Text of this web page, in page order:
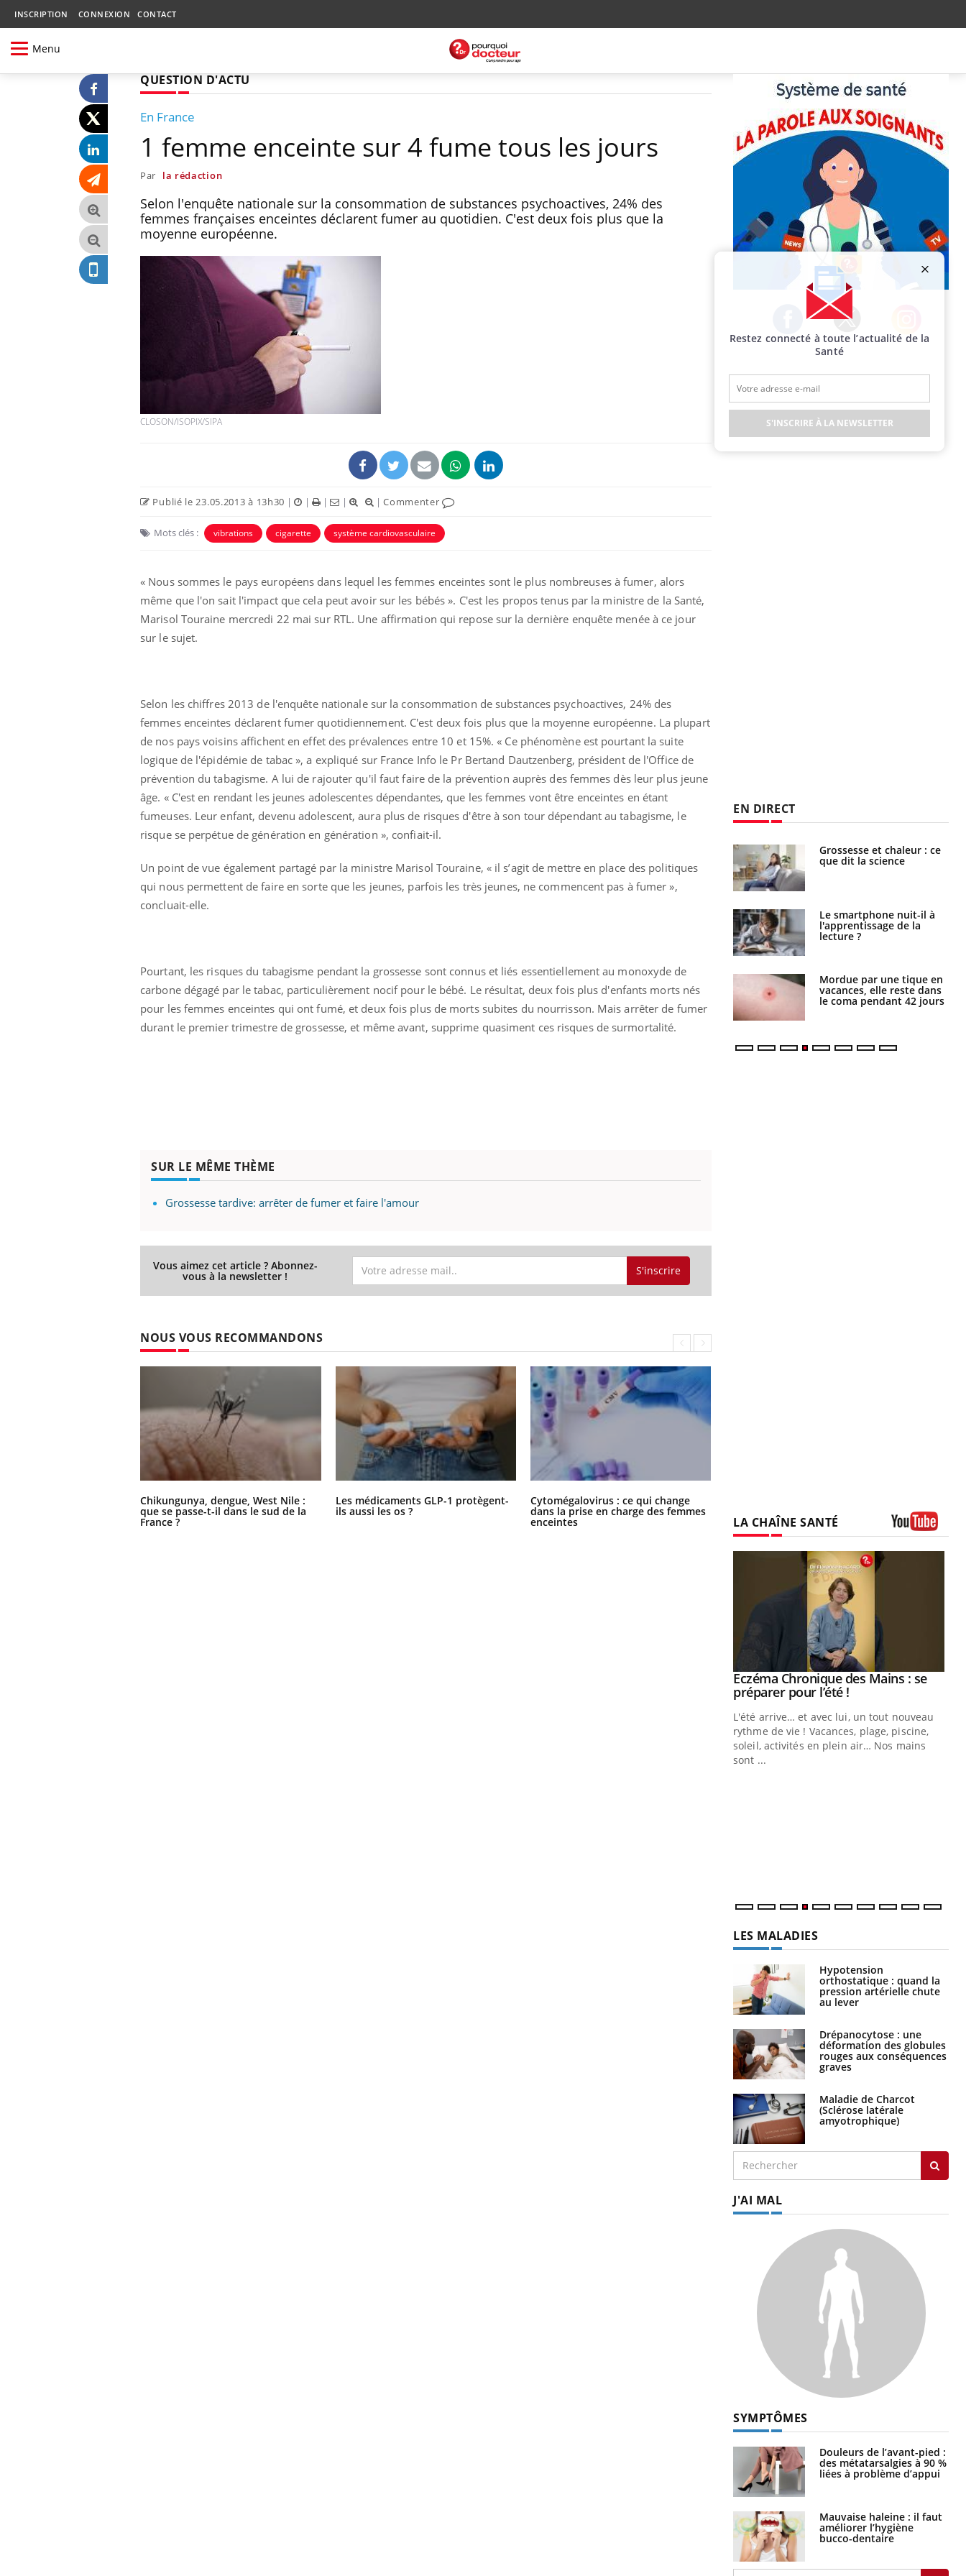
INSCRIPTION CONNEXION CONTACT
Menu
QUESTION D'ACTU
En France
1 femme enceinte sur 4 fume tous les jours
Par la rédaction
Selon l'enquête nationale sur la consommation de substances psychoactives, 24% des
femmes françaises enceintes déclarent fumer au quotidien. C'est deux fois plus que la
moyenne européenne.
CLOSON/ISOPIX/SIPA
Publié le 23.05.2013 à 13h30 | | | | |Commenter
Mots clés : vibrations cigarette système cardiovasculaire
« Nous sommes le pays européens dans lequel les femmes enceintes sont le plus nombreuses à fumer, alors
même que l'on sait l'impact que cela peut avoir sur les bébés ». C'est les propos tenus par la ministre de la Santé,
Marisol Touraine mercredi 22 mai sur RTL. Une affirmation qui repose sur la dernière enquête menée à ce jour
sur le sujet.
Selon les chiffres 2013 de l'enquête nationale sur la consommation de substances psychoactives, 24% des
femmes enceintes déclarent fumer quotidiennement. C'est deux fois plus que la moyenne européenne. La plupart
de nos pays voisins affichent en effet des prévalences entre 10 et 15%. « Ce phénomène est pourtant la suite
logique de l'épidémie de tabac », a expliqué sur France Info le Pr Bertand Dautzenberg, président de l'Office de
prévention du tabagisme. A lui de rajouter qu'il faut faire de la prévention auprès des femmes dès leur plus jeune
âge. « C'est en rendant les jeunes adolescentes dépendantes, que les femmes vont être enceintes en étant
fumeuses. Leur enfant, devenu adolescent, aura plus de risques d'être à son tour dépendant au tabagisme, le
risque se perpétue de génération en génération », confiait-il.
Un point de vue également partagé par la ministre Marisol Touraine, « il s’agit de mettre en place des politiques
qui nous permettent de faire en sorte que les jeunes, parfois les très jeunes, ne commencent pas à fumer »,
concluait-elle.
Pourtant, les risques du tabagisme pendant la grossesse sont connus et liés essentiellement au monoxyde de
carbone dégagé par le tabac, particulièrement nocif pour le bébé. Le résultat, deux fois plus d'enfants morts nés
pour les femmes enceintes qui ont fumé, et deux fois plus de morts subites du nourrisson. Mais arrêter de fumer
durant le premier trimestre de grossesse, et même avant, supprime quasiment ces risques de surmortalité.
SUR LE MÊME THÈME
Grossesse tardive: arrêter de fumer et faire l'amour
Vous aimez cet article ? Abonnez-
vous à la newsletter ! S'inscrire
NOUS VOUS RECOMMANDONS
Chikungunya, dengue, West Nile :
que se passe-t-il dans le sud de la
France ?
Les médicaments GLP-1 protègent-
ils aussi les os ?
Cytomégalovirus : ce qui change
dans la prise en charge des femmes
enceintes
Facebook Twitter Instagram
EN DIRECT
West Nile : que se passe-
t-il dans le sud de la
France ?
Cytomégalovirus : ce qui
change dans la prise en
charge des femmes
enceintes
de dormir la nuit ?
Pourquoi votre ventre
gâche-t-il les premiers
jours de vos vacances ?
pourquoi le risque de
noyade grimpe-t-il ?
Pourquoi manger moins
de protéines pourrait
Grossesse et chaleur : ce
que dit la science
Le smartphone nuit-il à
l'apprentissage de la
lecture ?
Mordue par une tique en
vacances, elle reste dans
le coma pendant 42 jours
LA CHAÎNE SANTÉ
Youtube
Eczéma Chronique des Mains : se
préparer pour l’été !Youtube
L'été arrive… et avec lui, un tout nouveau
rythme de vie ! Vacances, plage, piscine,
soleil, activités en plein air… Nos mains
sont ...
LES MALADIES
Hypotension
orthostatique : quand la
pression artérielle chute
au lever
Drépanocytose : une
déformation des globules
rouges aux conséquences
graves
Maladie de Charcot
(Sclérose latérale
amyotrophique)
J'AI MAL
SYMPTÔMES
Douleurs de l’avant-pied :
des métatarsalgies à 90 %
liées à problème d’appui
Mauvaise haleine : il faut
améliorer l’hygiène
bucco-dentaire
Restez connecté à toute l’actualité de la
Santé
S'INSCRIRE À LA NEWSLETTER